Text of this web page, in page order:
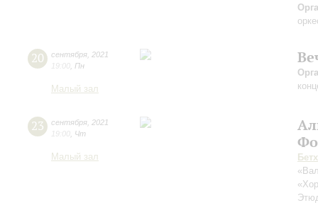
20 сентября 2021
19:00 Пн
Малый зал
23 сентября 2021
19:00 Чт
Малый зал